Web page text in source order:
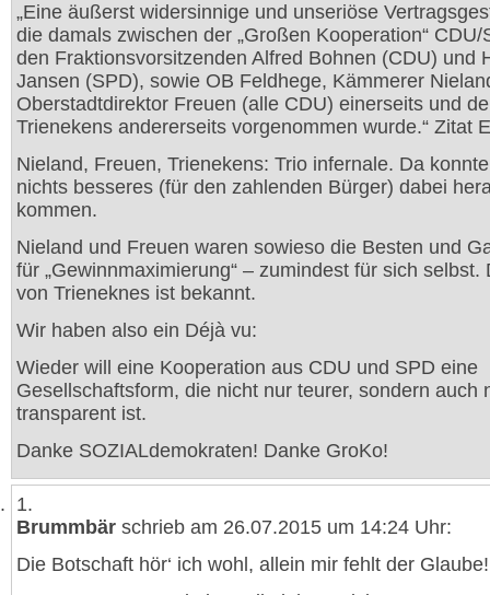
„Eine äußerst widersinnige und unseriöse
die damals zwischen der „Großen Kooperation“ CDU/
den Fraktionsvorsitzenden Alfred Bohnen (CDU) und
Jansen (SPD), sowie OB Feldhege, Kämmerer
Oberstadtdirektor Freuen (alle CDU) einerseits und
Trienekens andererseits vorgenommen wurde.“ Zitat
Nieland, Freuen, Trienekens: Trio infernale. Da
nichts besseres (für den zahlenden Bürger) dabei
kommen.
Nieland und Freuen waren sowieso die Besten und
für „Gewinnmaximierung“ – zumindest für sich selbst.
von Trieneknes ist bekannt.
Wir haben also ein Déjà vu:
Wieder will eine Kooperation aus CDU und SPD eine
Gesellschaftsform, die nicht nur teurer, sondern auch
transparent ist.
Danke SOZIALdemokraten! Danke GroKo!
1.
Brummbär schrieb am 26.07.2015 um 14:24 Uhr:
Die Botschaft hör‘ ich wohl, allein mir fehlt der Glaube!